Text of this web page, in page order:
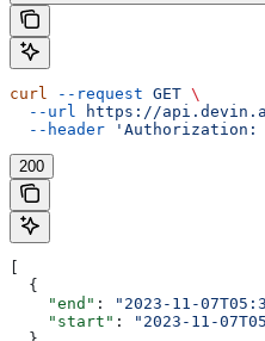
curl --request GET \
  --url
https://
  --header
'Authorization:
200
  {
    "end"
: "2023-11-
    "start"
:
"2023-11-